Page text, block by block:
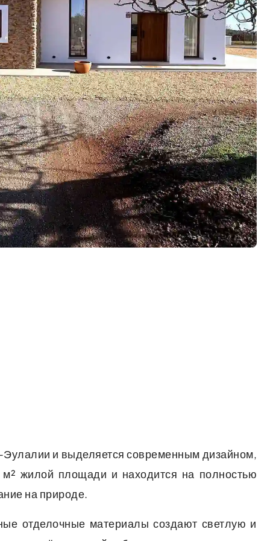
и выделяется современным дизайном,
жилой площади и находится на полностью
на природе.
отделочные материалы создают светлую и